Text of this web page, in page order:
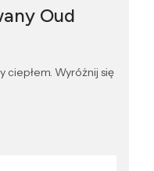
Oud
ciepłem. Wyróżnij się